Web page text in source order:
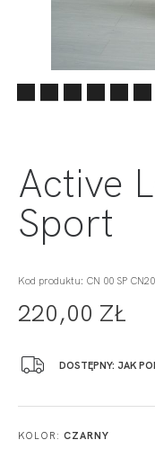
Active
Sport
Kod produktu: CN 00 SP
220,00 ZŁ
DOSTĘPNY: JAK
KOLOR: CZARNY